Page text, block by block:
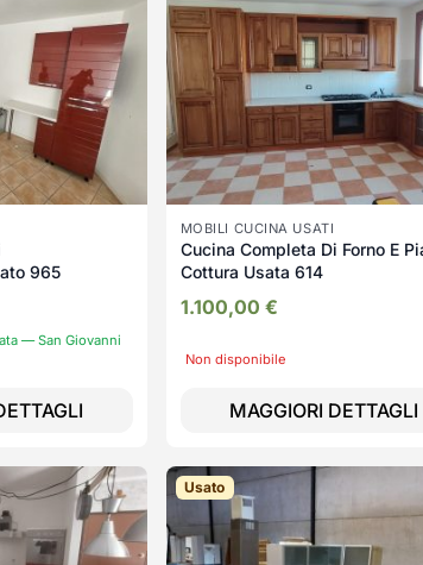
965
— San Giovanni
MOBILI CUCINA USATI
Cucina Completa Di Forno E
Cottura Usata 614
1.100,00 €
Non disponibile
MAGGIORI DETTAGLI
Usato